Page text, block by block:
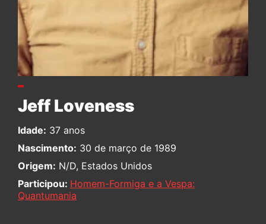
Jeff Loveness
Idade: 37 anos
Nascimento: 30 de março de 1989
Origem: N/D, Estados Unidos
Participou: Homem-Formiga e a Vespa:
Quantumania